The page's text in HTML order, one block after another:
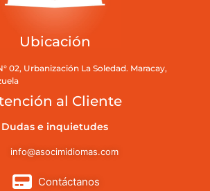
Ubicación
02, Urbanización La Soledad. Maracay,
al Cliente
Dudas e inquietudes
info@asocimidiomas.com
Contáctanos